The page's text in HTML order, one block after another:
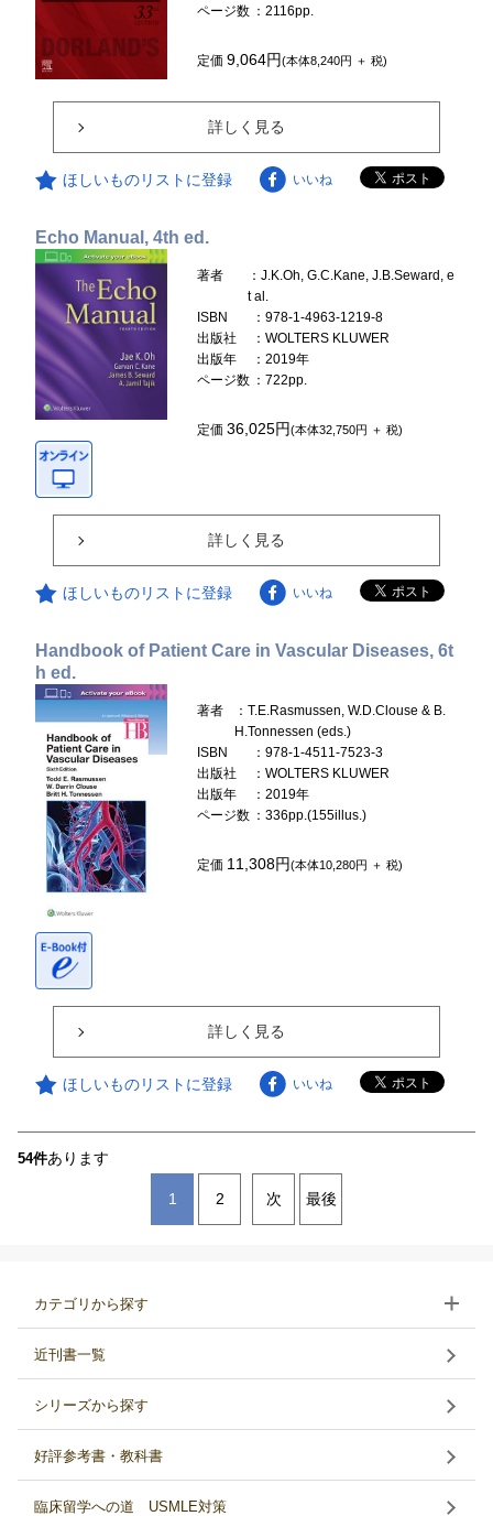
ページ数 ：2116pp.
定価9,064円(本体8,240円 ＋ 税)
詳しく見る
ほしいものリストに登録 いいね
Echo Manual, 4th ed.
著者
：J.K.Oh, G.C.Kane, J.B.Seward, e
t al.
ISBN
：978-1-4963-1219-8
出版社
：WOLTERS KLUWER
出版年
：2019年
ページ数 ：722pp.
定価36,025円(本体32,750円 ＋ 税)
詳しく見る
ほしいものリストに登録 いいね
Handbook of Patient Care in Vascular Diseases, 6t
h ed.
著者
：T.E.Rasmussen, W.D.Clouse & B.
H.Tonnessen (eds.)
ISBN
：978-1-4511-7523-3
出版社
：WOLTERS KLUWER
出版年
：2019年
ページ数 ：336pp.(155illus.)
定価 11,308円(本体10,280円 ＋ 税)
詳しく見る
ほしいものリストに登録 いいね
54件あります
1 2 次 最後
カテゴリから探す
近刊書一覧
シリーズから探す
好評参考書・教科書
臨床留学への道 USMLE対策